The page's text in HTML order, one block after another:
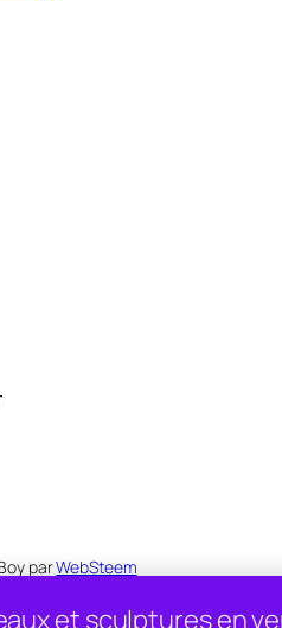
et sculptures en
parWebSteem